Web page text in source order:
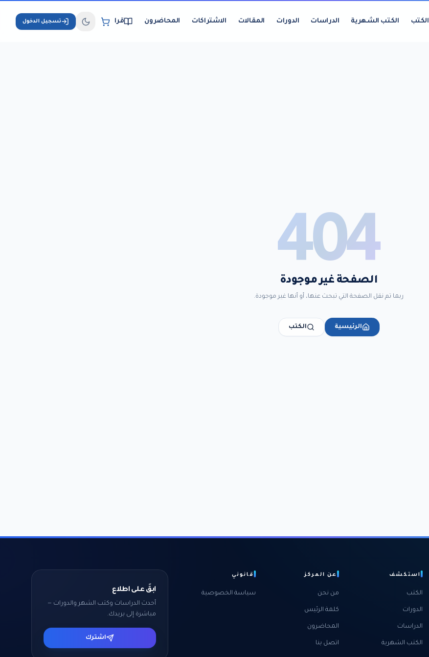
الكتب الكتب الشهرية الدراسات الدورات المقالات الاشتراكات المحاضرون قراءة الكتب الإلكترونيةتسجيل الدخول
404
الصفحة غير موجودة
ربما تم نقل الصفحة التي تبحث عنها، أو أنها غير موجودة.
الرئيسية الكتب
استكشف
الكتب
الدورات
الدراسات
الكتب الشهرية
عن المركز
من نحن
كلمة الرئيس
المحاضرون
اتصل بنا
قانوني
سياسة الخصوصية
ابقَ على اطلاع
أحدث الدراسات وكتب الشهر والدورات —
مباشرة إلى بريدك.
اشترك